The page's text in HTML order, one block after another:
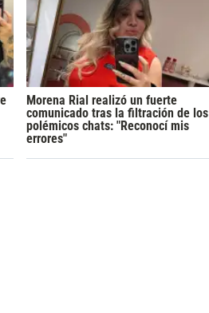
Morena Rial realizó un fuerte
comunicado tras la filtración de los
polémicos chats: "Reconocí mis
errores"